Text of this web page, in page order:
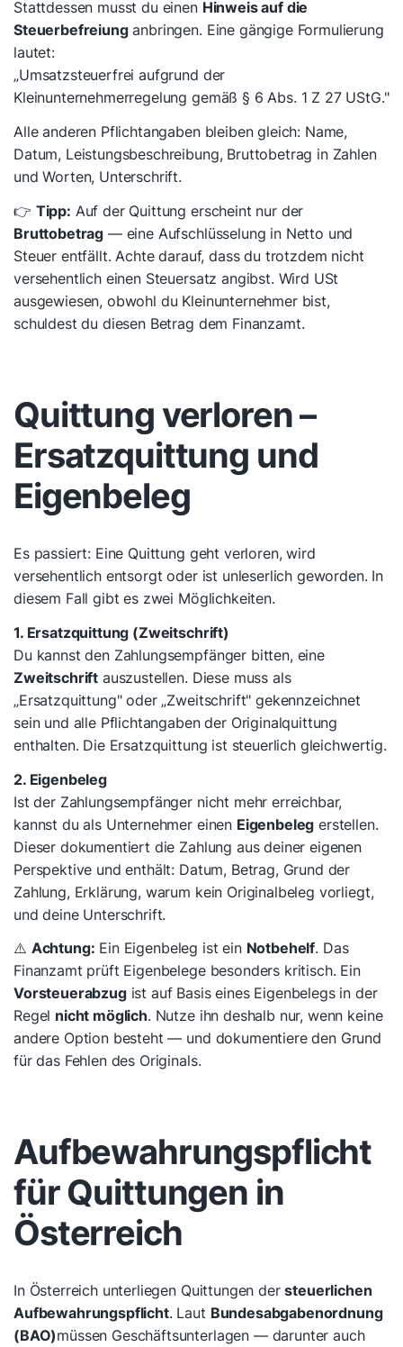
Stattdessen musst du einen Hinweis auf die
Steuerbefreiunganbringen. Eine gängige Formulierung
lautet:
„Umsatzsteuerfrei aufgrund der
Kleinunternehmerregelung gemäß § 6 Abs. 1 Z 27 UStG."
Alle anderen Pflichtangaben bleiben gleich: Name,
Datum, Leistungsbeschreibung, Bruttobetrag in Zahlen
und Worten, Unterschrift.
👉 Tipp: Auf der Quittung erscheint nur der
Bruttobetrag — eine Aufschlüsselung in Netto und
Steuer entfällt. Achte darauf, dass du trotzdem nicht
versehentlich einen Steuersatz angibst. Wird USt
ausgewiesen, obwohl du Kleinunternehmer bist,
schuldest du diesen Betrag dem Finanzamt.
Quittung verloren –
Ersatzquittung und
Eigenbeleg
Es passiert: Eine Quittung geht verloren, wird
versehentlich entsorgt oder ist unleserlich geworden. In
diesem Fall gibt es zwei Möglichkeiten.
1. Ersatzquittung (Zweitschrift)
Du kannst den Zahlungsempfänger bitten, eine
Zweitschrift auszustellen. Diese muss als
„Ersatzquittung" oder „Zweitschrift" gekennzeichnet
sein und alle Pflichtangaben der Originalquittung
enthalten. Die Ersatzquittung ist steuerlich gleichwertig.
2. Eigenbeleg
Ist der Zahlungsempfänger nicht mehr erreichbar,
kannst du als Unternehmer einen Eigenbeleg erstellen.
Dieser dokumentiert die Zahlung aus deiner eigenen
Perspektive und enthält: Datum, Betrag, Grund der
Zahlung, Erklärung, warum kein Originalbeleg vorliegt,
und deine Unterschrift.
⚠️ Achtung: Ein Eigenbeleg ist ein Notbehelf. Das
Finanzamt prüft Eigenbelege besonders kritisch. Ein
Vorsteuerabzugist auf Basis eines Eigenbelegs in der
Regel nicht möglich. Nutze ihn deshalb nur, wenn keine
andere Option besteht — und dokumentiere den Grund
für das Fehlen des Originals.
Aufbewahrungspflicht
für Quittungen in
Österreich
In Österreich unterliegen Quittungen dersteuerlichen
Aufbewahrungspflicht. Laut Bundesabgabenordnung
(BAO)müssen Geschäftsunterlagen — darunter auch